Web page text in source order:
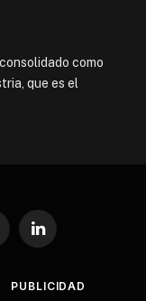
como
que es el
LinkedIn
PUBLICIDAD